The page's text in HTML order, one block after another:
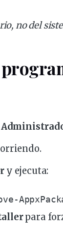
no del
y ejecuta:
para